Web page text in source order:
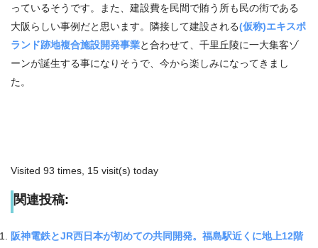
っているそうです。また、建設費を民間で賄う所も民の街である
大阪らしい事例だと思います。隣接して建設される(仮称)エキスポ
ランド跡地複合施設開発事業と合わせて、千里丘陵に一大集客ゾ
ーンが誕生する事になりそうで、今から楽しみになってきまし
た。
Visited 93 times, 15 visit(s) today
関連投稿:
阪神電鉄とJR西日本が初めての共同開発。福島駅近くに地上12階